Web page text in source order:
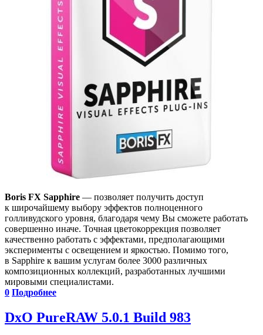
Boris FX Sapphire — позволяет получить доступ
к широчайшему выбору эффектов полноценного
голливудского уровня, благодаря чему Вы сможете работать
совершенно иначе. Точная цветокоррекция позволяет
качественно работать с эффектами, предполагающими
эксперименты с освещением и яркостью. Помимо того,
в Sapphire к вашим услугам более 3000 различных
композиционных коллекций, разработанных лучшими
мировыми специалистами.
0 Подробнее
DxO PureRAW 5.0.1 Build 983